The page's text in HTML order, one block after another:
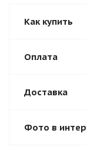
Как купить
Оплата
Доставка
Фото в